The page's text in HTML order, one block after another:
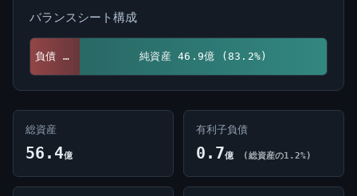
バランスシート構成
負債 9.5億 (16.8%) 純資産 46.9億 (83.2%)
総資産
56.4億
有利子負債
0.7億 (総資産の1.2%)